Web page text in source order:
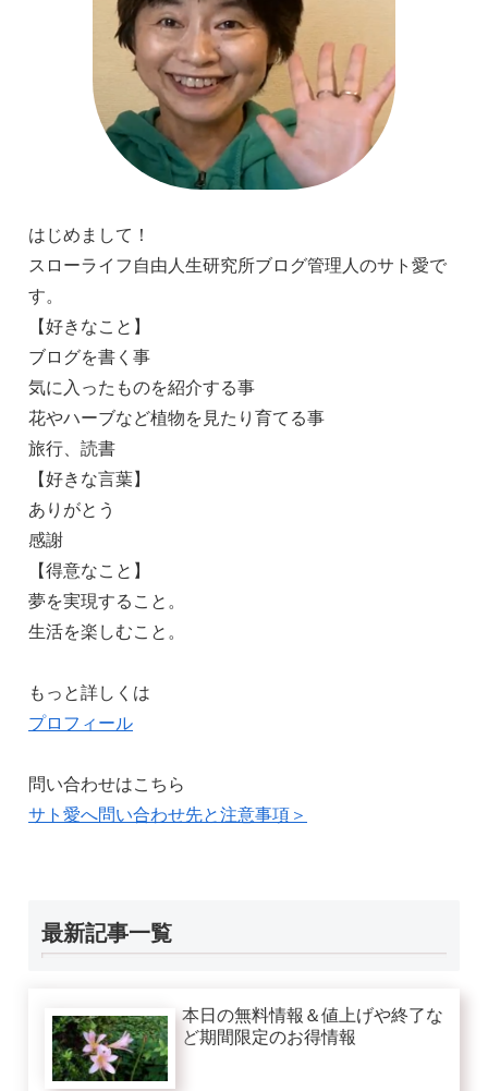
はじめまして！
スローライフ自由人生研究所ブログ管理人のサト愛で
す。
【好きなこと】
ブログを書く事
気に入ったものを紹介する事
花やハーブなど植物を見たり育てる事
旅行、読書
【好きな言葉】
ありがとう
感謝
【得意なこと】
夢を実現すること。
生活を楽しむこと。
もっと詳しくは
プロフィール
問い合わせはこちら
サト愛へ問い合わせ先と注意事項＞
最新記事一覧
本日の無料情報＆値上げや終了な
ど期間限定のお得情報